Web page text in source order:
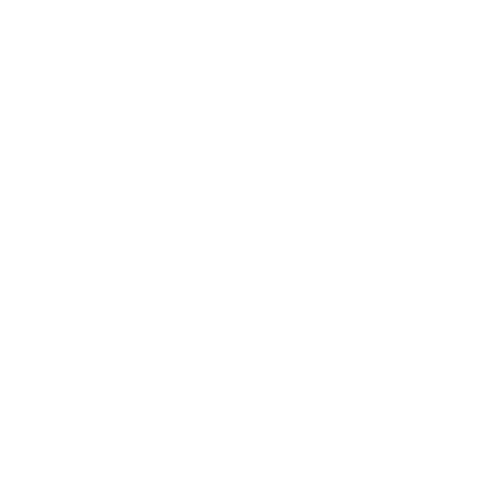
Ο δρόμος για τον 29ο
U21: Τεράστια πρόκριση
Γ΄ανδρών play offs :